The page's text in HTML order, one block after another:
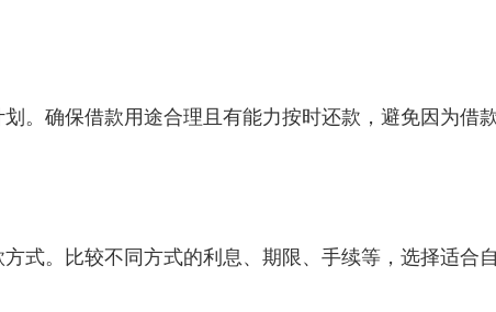
。确保借款用途合理且有能力按时还款，避免因为借
式。比较不同方式的利息、期限、手续等，选择适合自